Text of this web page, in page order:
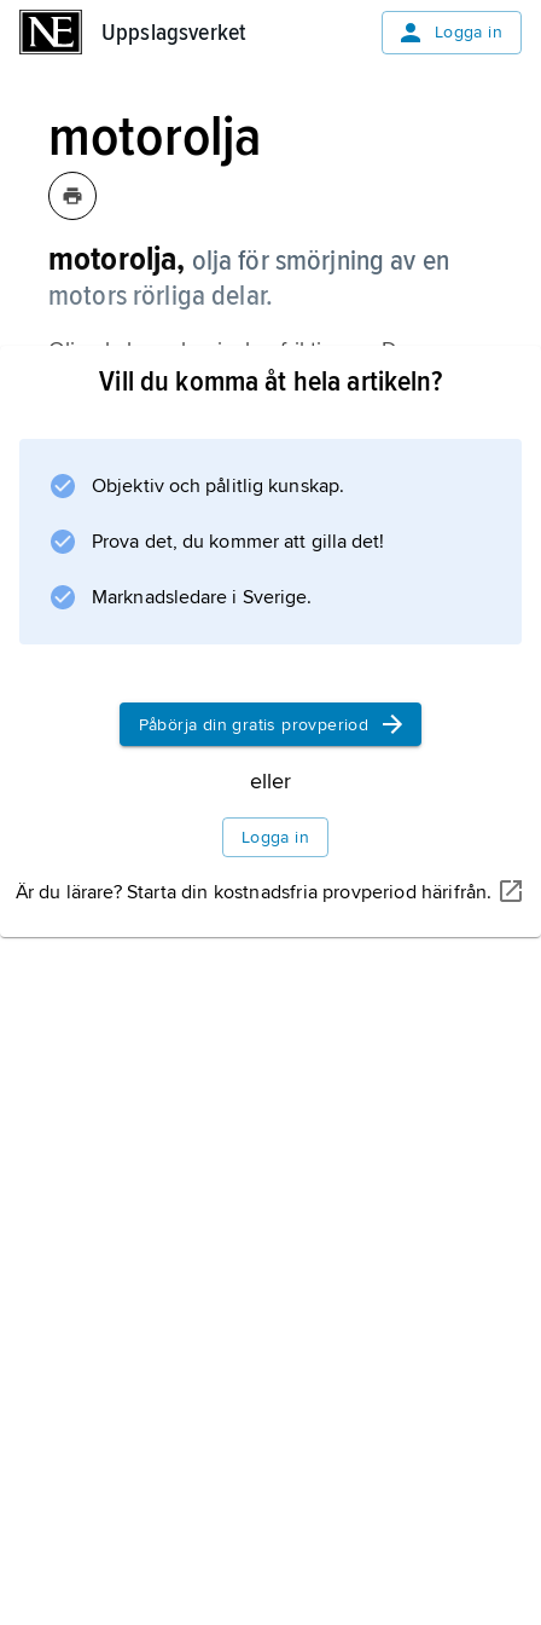
Uppslagsverket Logga in
motorolja
motorolja, olja för smörjning av en
motors rörliga delar.
Oljan kyler och minskar friktionen. Den
pumpas under tryck till motorns olika
motverka uppkomst av rost samt hålla motorn
som kan vara ett destillat ur petroleum, en
Information om artikeln
Vill du komma åt hela artikeln?
Objektiv och pålitlig kunskap.
Prova det, du kommer att gilla det!
Marknadsledare i Sverige.
Påbörja din gratis provperiod
eller
Logga in
Är du lärare? Starta din kostnadsfria provperiod härifrån.